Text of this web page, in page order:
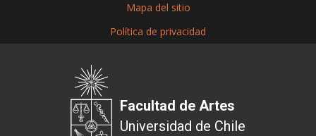
Mapa del sitio
Política de privacidad
Facultad de Artes
Universidad de Chile